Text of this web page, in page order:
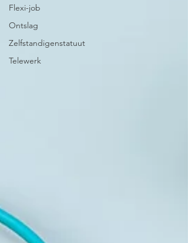
Flexi-job
Ontslag
Zelfstandigenstatuut
Telewerk